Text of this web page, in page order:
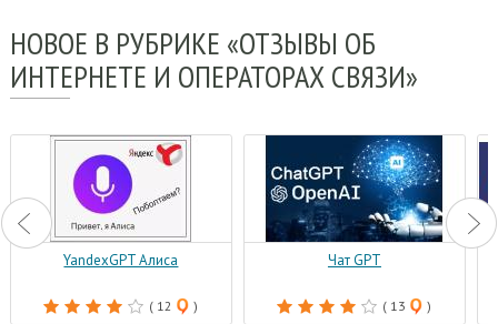
НОВОЕ В РУБРИКЕ «ОТЗЫВЫ ОБ
ИНТЕРНЕТЕ И ОПЕРАТОРАХ СВЯЗИ»
YandexGPT Алиса
( 12 )
Чат GPT
( 13 )